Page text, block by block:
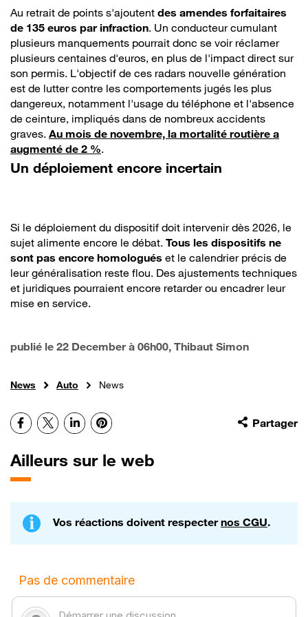
Au retrait de points s'ajoutent des amendes forfaitaires
de 135 euros par infraction. Un conducteur cumulant
plusieurs manquements pourrait donc se voir réclamer
plusieurs centaines d'euros, en plus de l'impact direct sur
son permis. L'objectif de ces radars nouvelle génération
est de lutter contre les comportements jugés les plus
dangereux, notamment l'usage du téléphone et l'absence
de ceinture, impliqués dans de nombreux accidents
graves. Au mois de novembre, la mortalité routière a
augmenté de 2 %.
Un déploiement encore incertain
Si le déploiement du dispositif doit intervenir dès 2026, le
sujet alimente encore le débat. Tous les dispositifs ne
sont pas encore homologués et le calendrier précis de
leur généralisation reste flou. Des ajustements techniques
et juridiques pourraient encore retarder ou encadrer leur
mise en service.
publié le 22 December à 06h00, Thibaut Simon
News Auto News
Partager
Facebook
X LinkedInPinterest
Ailleurs sur le web
Vos réactions doivent respecternos CGU.